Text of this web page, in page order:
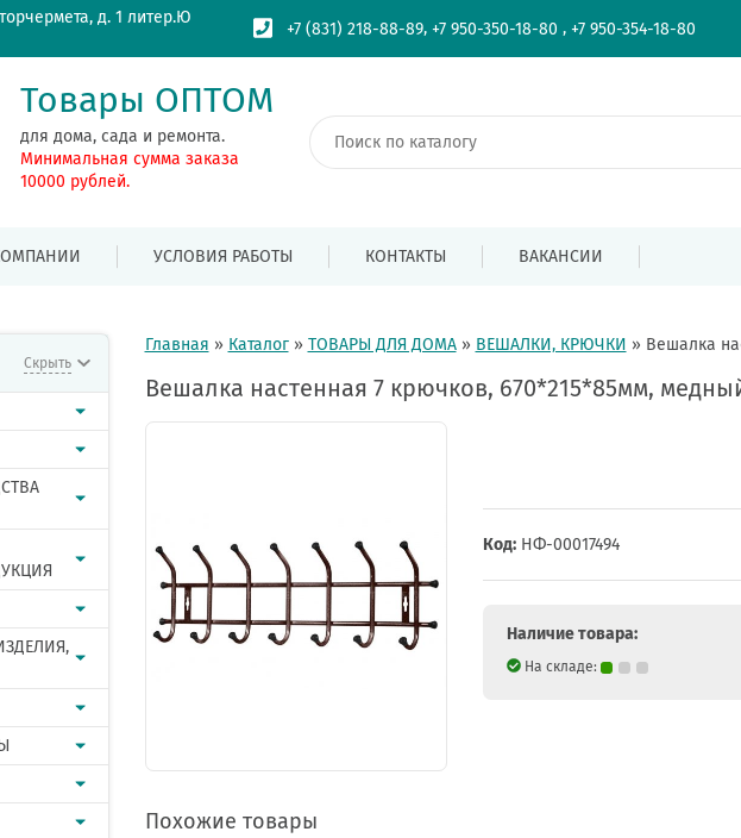
д. 1 литер.Ю
+7 (831) 218-88-89,+7 950-350-18-80 ,+7 950-354-18-80
Товары ОПТОМ
для дома, сада и ремонта.
Минимальная сумма заказа
10000 рублей.
УСЛОВИЯ РАБОТЫ КОНТАКТЫ ВАКАНСИИ
Скрыть
Главная » Каталог» ТОВАРЫ ДЛЯ ДОМА» ВЕШАЛКИ, КРЮЧКИ » Вешалка
Вешалка настенная 7 крючков, 670*215*85мм,
Код:НФ-00017494
Наличие товара:
На складе:
Похожие товары